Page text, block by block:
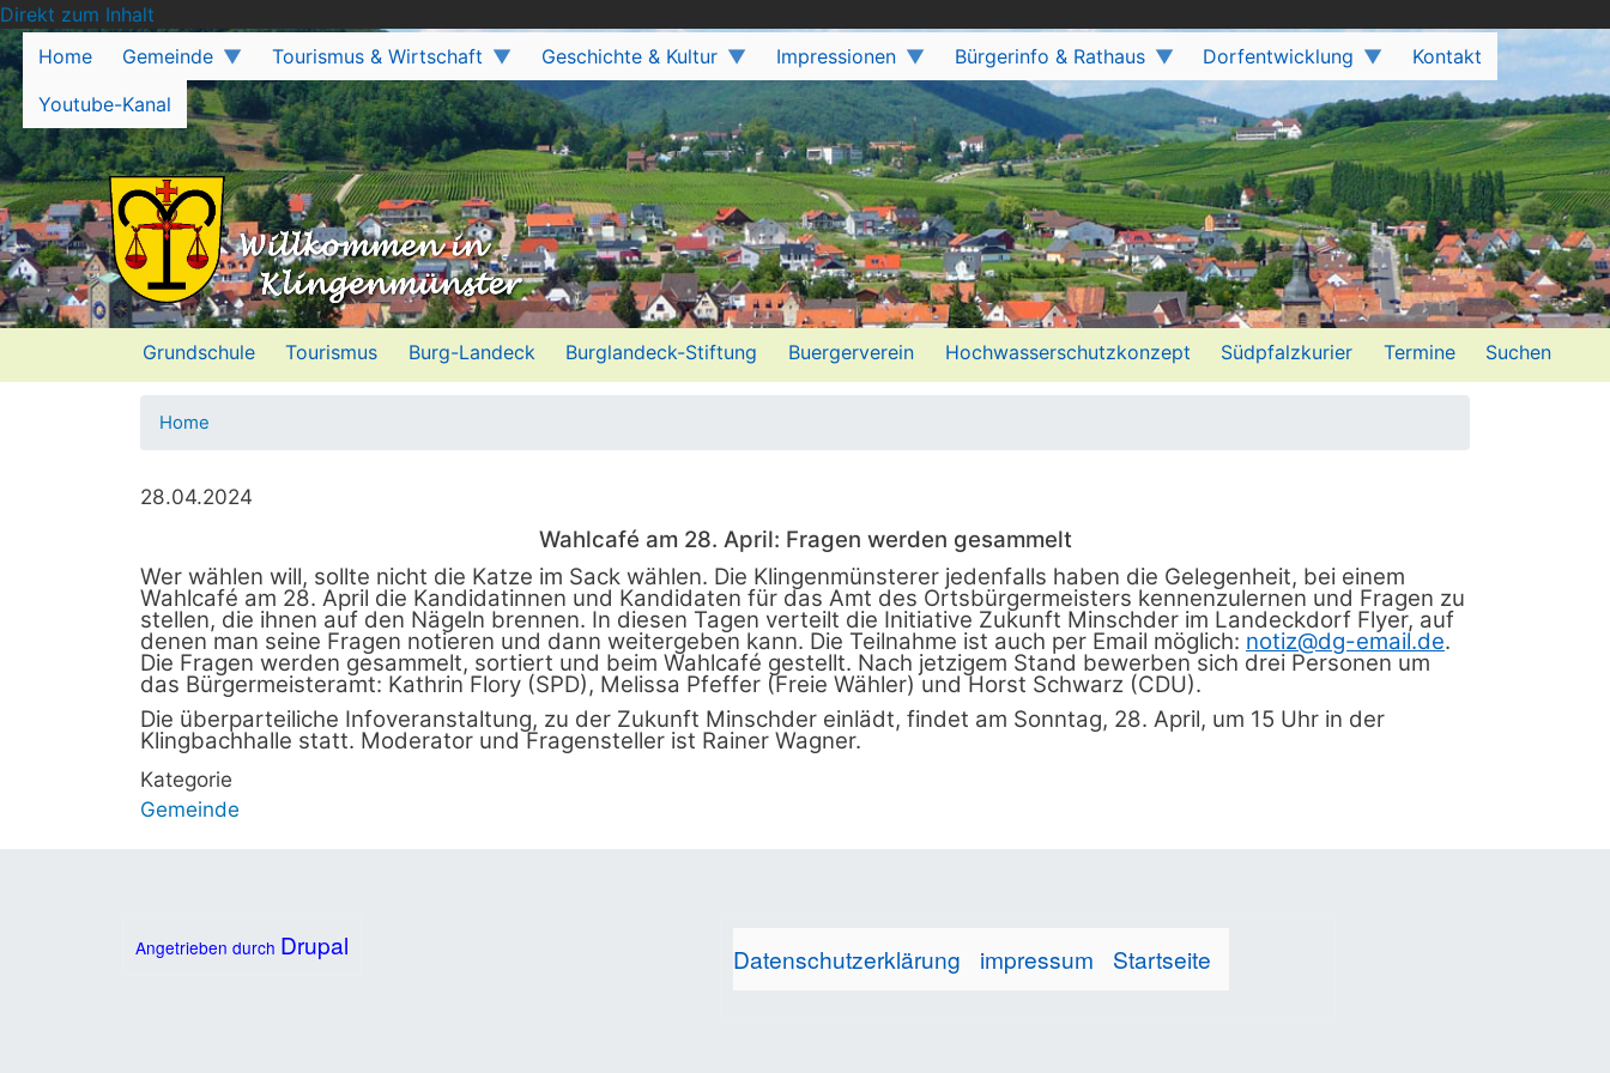
Direkt zum Inhalt
Home
Gemeinde Tourismus & Wirtschaft Geschichte & Kultur Impressionen Bürgerinfo & Rathaus Dorfentwicklung
Kontakt
Youtube-Kanal
Grundschule Tourismus Burg-Landeck Burglandeck-Stiftung Buergerverein Hochwasserschutzkonzept Südpfalzkurier Termine Suchen
Home
28.04.2024
Wahlcafé am 28. April: Fragen werden gesammelt
Wer wählen will, sollte nicht die Katze im Sack wählen. Die Klingenmünsterer jedenfalls haben die Gelegenheit, bei einem
Wahlcafé am 28. April die Kandidatinnen und Kandidaten für das Amt des Ortsbürgermeisters kennenzulernen und Fragen zu
stellen, die ihnen auf den Nägeln brennen. In diesen Tagen verteilt die Initiative Zukunft Minschder im Landeckdorf Flyer, auf
denen man seine Fragen notieren und dann weitergeben kann. Die Teilnahme ist auch per Email möglich: notiz@dg-email.de.
Die Fragen werden gesammelt, sortiert und beim Wahlcafé gestellt. Nach jetzigem Stand bewerben sich drei Personen um
das Bürgermeisteramt: Kathrin Flory (SPD), Melissa Pfeffer (Freie Wähler) und Horst Schwarz (CDU).
Die überparteiliche Infoveranstaltung, zu der Zukunft Minschder einlädt, findet am Sonntag, 28. April, um 15 Uhr in der
Klingbachhalle statt. Moderator und Fragensteller ist Rainer Wagner.
Kategorie
Gemeinde
Angetrieben durch Drupal Datenschutzerklärung impressum Startseite